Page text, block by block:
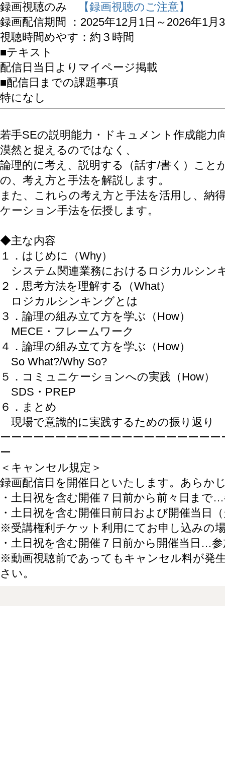
録画視聴のみ
【録画視聴のご注意】
録画配信期間 ：2025年12月1日～2026年1月
視聴時間めやす：約３時間
■テキスト
配信日当日よりマイページ掲載
■配信日までの課題事項
特になし
若手SEの説明能力・ドキュメント作成能力
漠然と捉えるのではなく、
論理的に考え、説明する（話す/書く）こと
の、考え方と手法を解説します。
また、これらの考え方と手法を活用し、納
ケーション手法を伝授します。
◆主な内容
１．はじめに（Why）
システム関連業務におけるロジカルシン
２．思考方法を理解する（What）
ロジカルシンキングとは
３．論理の組み立て方を学ぶ（How）
MECE・フレームワーク
４．論理の組み立て方を学ぶ（How）
So What?/Why So?
５．コミュニケーションへの実践（How）
SDS・PREP
６．まとめ
現場で意識的に実践するための振り返り
ーーーーーーーーーーーーーーーーーーー
ー
＜キャンセル規定＞
録画配信日を開催日といたします。あらか
・土日祝を含む開催７日前から前々日まで
・土日祝を含む開催日前日および開催当日
※受講権利チケット利用にてお申し込みの
・土日祝を含む開催７日前から開催当日…
※動画視聴前であってもキャンセル料が発
さい。